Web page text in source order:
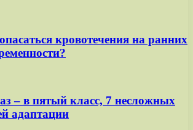
кровотечения на ранних
– в пятый класс, 7 несложных
адаптации